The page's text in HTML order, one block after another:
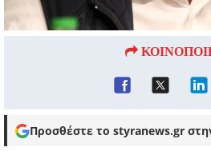
Προσθέστε το styranews.gr